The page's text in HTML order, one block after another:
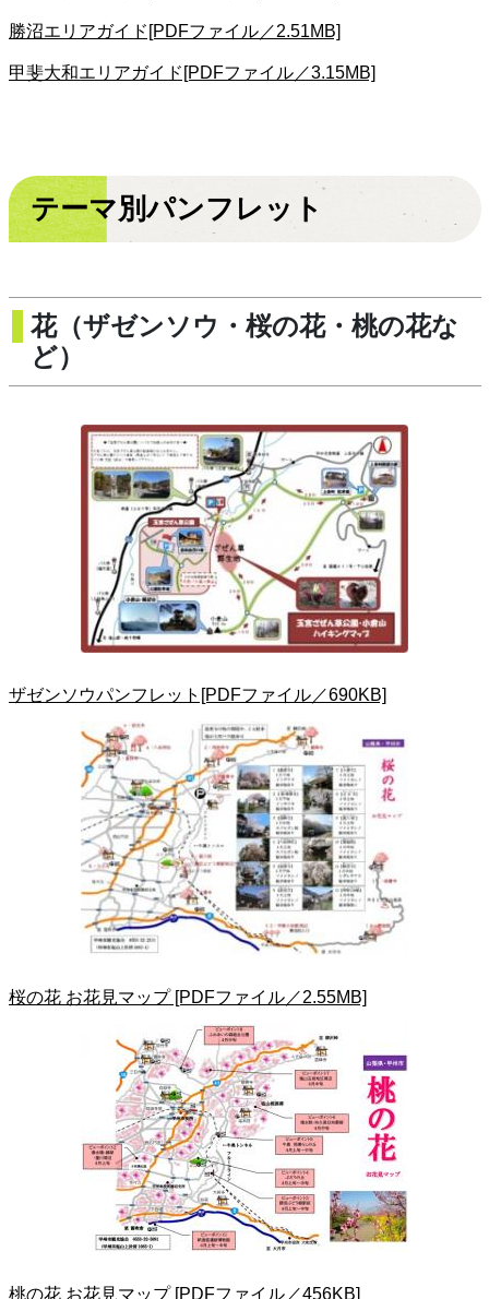
勝沼エリアガイド[PDFファイル／2.51MB]
甲斐大和エリアガイド[PDFファイル／3.15MB]
テーマ別パンフレット
花（ザゼンソウ・桜の花・桃の花な
ど）
ザゼンソウパンフレット[PDFファイル／690KB]
桜の花 お花見マップ [PDFファイル／2.55MB]
桃の花 お花見マップ [PDFファイル／456KB]